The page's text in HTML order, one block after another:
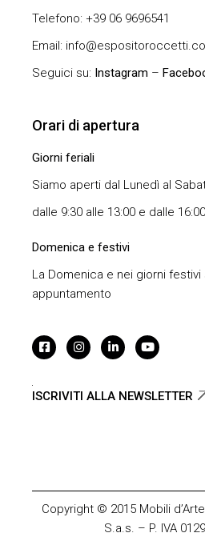
Telefono: +39 06 9696541
Email:
Seguici su: Instagram –
Orari di apertura
Giorni feriali
Siamo aperti dal Lunedì al
dalle 9:30 alle 13:00 e dalle
Domenica e festivi
La Domenica e nei giorni
appuntamento
ISCRIVITI ALLA NEWSLETTER
Copyright © 2015 Mobili
S.a.s. – P. IVA